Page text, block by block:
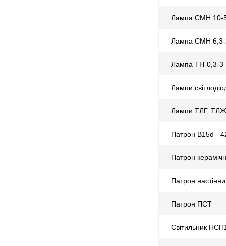
Лампа СМН 10-
Лампа СМН 6,3-
Лампа ТН-0,3-3
Лампи
Лампи ТЛГ,
Патрон B15d -
Патрон
Патрон
Патрон ПСТ
Світильник